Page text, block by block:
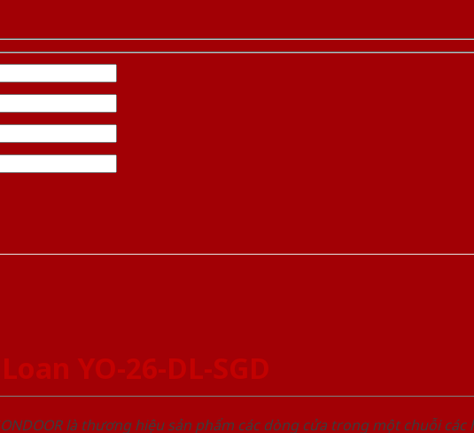
YO-26-DL-SGD
là thương hiệu sản phẩm các dòng cửa trong một chuỗi các